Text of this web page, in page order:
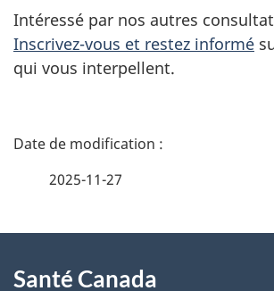
Intéressé par nos autres
Inscrivez-vous et restez informé
qui vous interpellent.
D
2025-11-27
Santé Canada